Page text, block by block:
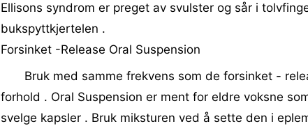
Ellisons syndrom er preget av svulster og sår i
bukspyttkjertelen .
Forsinket -Release Oral Suspension
Bruk med samme frekvens som de forsinket -
forhold . Oral Suspension er ment for eldre voksne
svelge kapsler . Bruk miksturen ved å sette den i